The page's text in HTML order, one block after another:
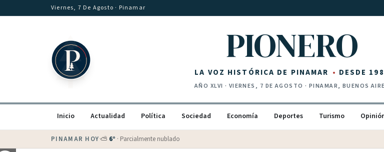
Saltar al contenidoViernes, 7 De Agosto · Pinamar
PIONERO
LA VOZ HISTÓRICA DE PINAMAR DESDE
AÑO XLVI · VIERNES, 7 DE AGOSTO · PINAMAR, BUENOS
Inicio Actualidad Política Sociedad Economía Deportes Turismo
PINAMAR HOY·💵 Dólar blue$1530 · oficial $